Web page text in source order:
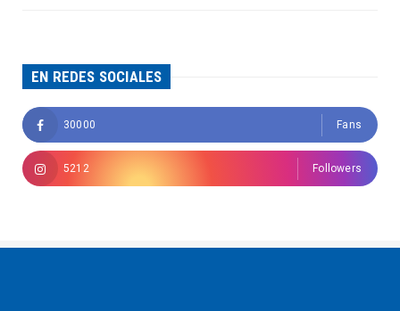
EN REDES SOCIALES
30000 Fans
5212 Followers